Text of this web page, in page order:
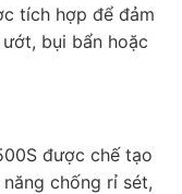
tích hợp để đảm
bụi bẩn hoặc
được chế tạo
chống rỉ sét,